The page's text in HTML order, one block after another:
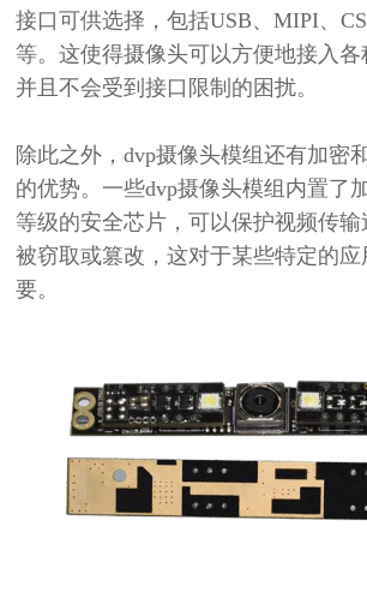
接口可供选择，包括USB、MIPI、
等。这使得摄像头可以方便地接入各
并且不会受到接口限制的困扰。
除此之外，dvp摄像头模组还有加密
的优势。一些dvp摄像头模组内置了
等级的安全芯片，可以保护视频传
被窃取或篡改，这对于某些特定的
要。